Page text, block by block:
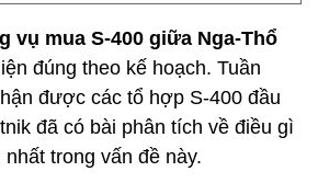
vụ mua S-400 giữa Nga-Thổ
đúng theo kế hoạch. Tuần
được các tổ hợp S-400 đầu
đã có bài phân tích về điều gì
trong vấn đề này.